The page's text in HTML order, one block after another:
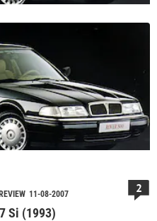
11-08-2007
Si (1993)
2